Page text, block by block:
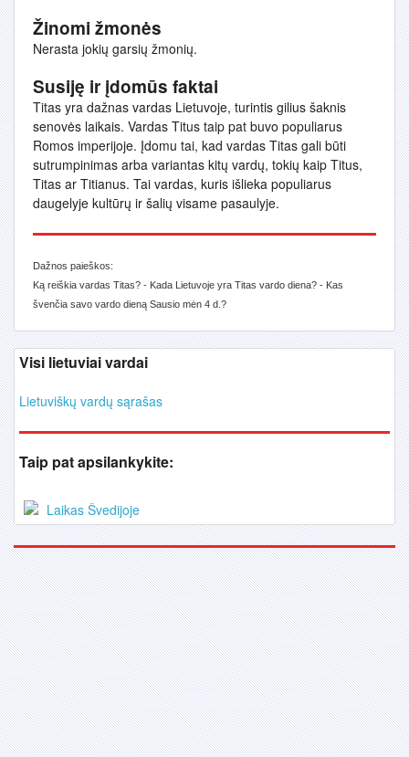
Žinomi žmonės
Nerasta jokių garsių žmonių.
Susiję ir įdomūs faktai
Titas yra dažnas vardas Lietuvoje, turintis gilius šaknis
senovės laikais. Vardas Titus taip pat buvo populiarus
Romos imperijoje. Įdomu tai, kad vardas Titas gali būti
sutrumpinimas arba variantas kitų vardų, tokių kaip Titus,
Titas ar Titianus. Tai vardas, kuris išlieka populiarus
daugelyje kultūrų ir šalių visame pasaulyje.
Dažnos paieškos:
Ką reiškia vardas Titas? - Kada Lietuvoje yra Titas vardo diena? - Kas
švenčia savo vardo dieną Sausio mėn 4 d.?
Visi lietuviai vardai
Lietuviškų vardų sąrašas
Taip pat apsilankykite:
Laikas Švedijoje